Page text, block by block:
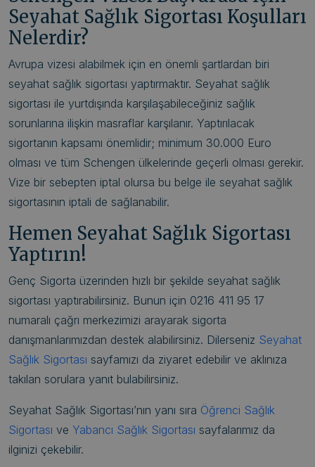
Seyahat Sağlık Sigortası Koşulları
Nelerdir?
Avrupa vizesi alabilmek için en önemli şartlardan biri
seyahat sağlık sigortası yaptırmaktır. Seyahat sağlık
sigortası ile yurtdışında karşılaşabileceğiniz sağlık
sorunlarına ilişkin masraflar karşılanır. Yaptırılacak
sigortanın kapsamı önemlidir; minimum 30.000 Euro
olması ve tüm Schengen ülkelerinde geçerli olması gerekir.
Vize bir sebepten iptal olursa bu belge ile seyahat sağlık
sigortasının iptali de sağlanabilir.
Hemen Seyahat Sağlık Sigortası
Yaptırın!
Genç Sigorta üzerinden hızlı bir şekilde seyahat sağlık
sigortası yaptırabilirsiniz. Bunun için 0216 411 95 17
numaralı çağrı merkezimizi arayarak sigorta
danışmanlarımızdan destek alabilirsiniz. Dilerseniz Seyahat
Sağlık Sigortası sayfamızı da ziyaret edebilir ve aklınıza
takılan sorulara yanıt bulabilirsiniz.
Seyahat Sağlık Sigortası’nın yanı sıra Öğrenci Sağlık
Sigortası ve Yabancı Sağlık Sigortası sayfalarımız da
ilginizi çekebilir.